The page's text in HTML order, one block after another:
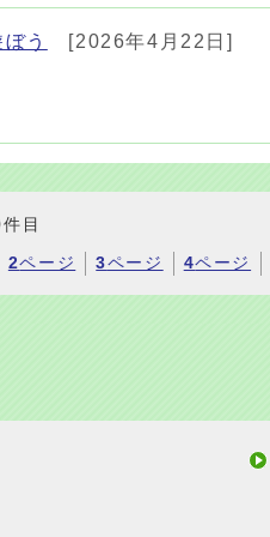
う [2026年4月22日]
目
2ページ 3ページ 4ページ